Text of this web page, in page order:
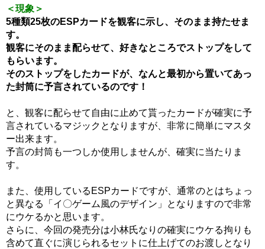
＜現象＞
5種類25枚のESPカードを観客に示し、そのまま持たせま
す。
観客にそのまま配らせて、好きなところでストップをして
もらいます。
そのストップをしたカードが、なんと最初から置いてあっ
た封筒に予言されているのです！
と、観客に配らせて自由に止めて貰ったカードが確実に予
言されているマジックとなりますが、非常に簡単にマスタ
ー出来ます。
予言の封筒も一つしか使用しませんが、確実に当たりま
す。
また、使用しているESPカードですが、通常のとはちょっ
と異なる「イ〇ゲーム風のデザイン」となりますので非常
にウケるかと思います。
さらに、今回の発売分は小林氏なりの確実にウケる拘りも
含めて直ぐに演じられるセットに仕上げてのお渡しとなり